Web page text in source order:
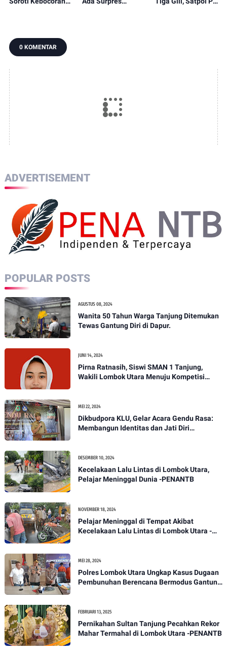
Dusun
0 KOMENTAR
ADVERTISEMENT
POPULAR POSTS
AGUSTUS 08, 2024
Wanita 50 Tahun Warga Tanjung Ditemukan
Tewas Gantung Diri di Dapur.
JUNI 14, 2024
Pirna Ratnasih, Siswi SMAN 1 Tanjung,
Wakili Lombok Utara Menuju Kompetisi
MEI 22, 2024
Dikbudpora KLU, Gelar Acara Gendu Rasa:
Membangun Identitas dan Jati Diri
DESEMBER 10, 2024
Kecelakaan Lalu Lintas di Lombok Utara,
Pelajar Meninggal Dunia -PENANTB
NOVEMBER 18, 2024
Pelajar Meninggal di Tempat Akibat
Kecelakaan Lalu Lintas di Lombok Utara -
MEI 28, 2024
Polres Lombok Utara Ungkap Kasus Dugaan
Pembunuhan Berencana Bermodus Gantung
FEBRUARI 13, 2025
Pernikahan Sultan Tanjung Pecahkan Rekor
Mahar Termahal di Lombok Utara -PENANTB